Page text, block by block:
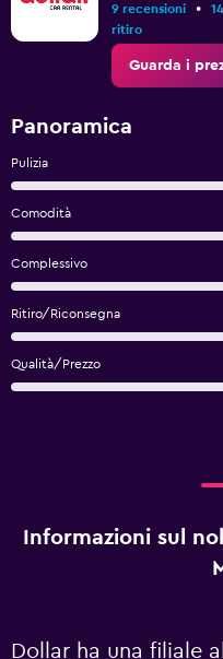
9 recensioni •
ritiro
Guarda i
Panoramica
Pulizia
Comodità
Complessivo
Ritiro/Riconsegna
Qualità/Prezzo
Informazioni sul
Dollar ha una filiale